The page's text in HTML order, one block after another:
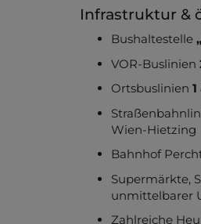
Infrastruktur &
Bushaltestelle
VOR-Buslinien
Ortsbuslinien
Wien-Hietzing
Bahnhof
Supermärkte,
unmittelbarer
Zahlreiche